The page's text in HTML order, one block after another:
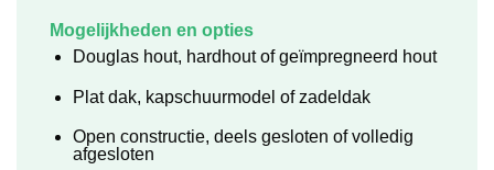
Mogelijkheden en opties
Douglas hout, hardhout of geïmpregneerd hout
Plat dak, kapschuurmodel of zadeldak
Open constructie, deels gesloten of volledig
afgesloten